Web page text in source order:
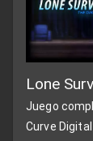
Lone
Juego
Curve Digital